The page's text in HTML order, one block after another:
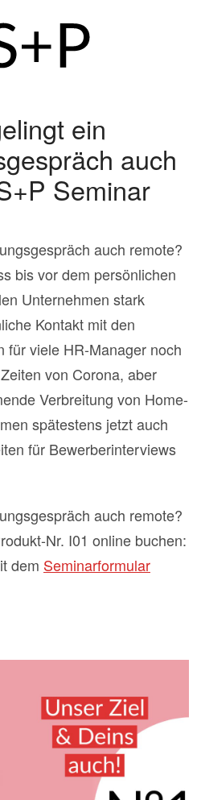
ein
auch
Seminar
auch remote?
bis vor dem persönlichen
Unternehmen stark
Kontakt mit den
für viele HR-Manager noch
von Corona, aber
Verbreitung von Home-
spätestens jetzt auch
für Bewerberinterviews
auch remote?
Nr. I01 online buchen:
dem Seminarformular